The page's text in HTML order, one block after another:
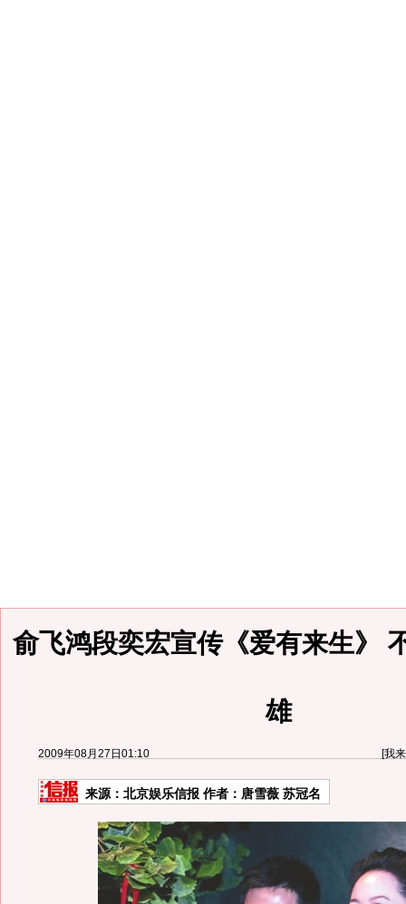
俞飞鸿段奕宏宣传《爱有来生》
雄
2009年08月27日01:10 [我
来源： 北京娱乐信报作者：唐雪薇 苏冠名